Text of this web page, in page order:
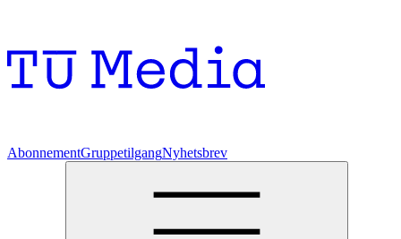
AbonnementGruppetilgangNyhetsbrev